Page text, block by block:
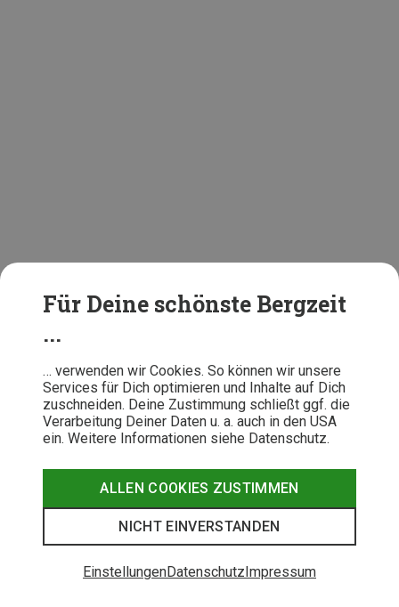
Für Deine schönste Bergzeit
...
… verwenden wir Cookies. So können wir unsere
Services für Dich optimieren und Inhalte auf Dich
zuschneiden. Deine Zustimmung schließt ggf. die
Verarbeitung Deiner Daten u. a. auch in den USA
ein. Weitere Informationen siehe Datenschutz.
ALLEN COOKIES ZUSTIMMEN
NICHT EINVERSTANDEN
EinstellungenDatenschutzImpressum
achten?
stabil sitzen. Scheuerstellen und unnötiges Hüpfen
sind ein No-Go.
Gewicht:Beim Laufen zählt jedes Gramm. Vor
allem, wenn Du längere Strecken läufst.
Taschen:Sinnvoll angebracht und gut erreichbar
Gels, Flaschen und anderer Kleinkram gut sortiert
Ausstattung:Softflasks sollten dabei sein,
Kleidungsstück. An warmen Tagen wird es schnell